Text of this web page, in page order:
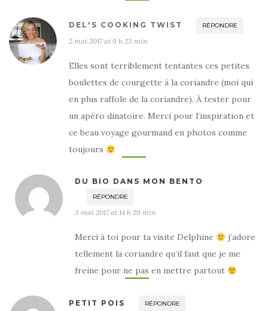
DEL'S COOKING TWIST RÉPONDRE
2 mai 2017 at 9 h 23 min
Elles sont terriblement tentantes ces petites
boulettes de courgette à la coriandre (moi qui
en plus raffole de la coriandre). À tester pour
un apéro dinatoire. Merci pour l’inspiration et
ce beau voyage gourmand en photos comme
toujours
DU BIO DANS MON BENTO
RÉPONDRE
3 mai 2017 at 14 h 29 min
Merci à toi pour ta visite Delphine
j’adore
tellement la coriandre qu’il faut que je me
freine pour ne pas en mettre partout
PETIT POIS RÉPONDRE